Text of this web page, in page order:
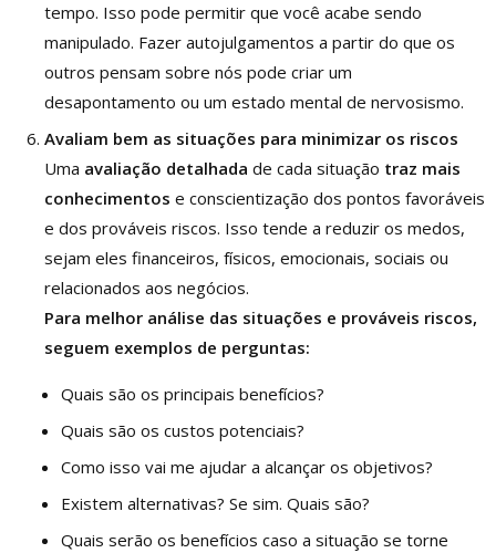
tempo. Isso pode permitir que você acabe sendo
manipulado. Fazer autojulgamentos a partir do que os
outros pensam sobre nós pode criar um
desapontamento ou um estado mental de nervosismo.
Avaliam bem as situações para minimizar os riscos
Uma avaliação detalhada de cada situação traz mais
conhecimentos e conscientização dos pontos favoráveis
e dos prováveis riscos. Isso tende a reduzir os medos,
sejam eles financeiros, físicos, emocionais, sociais ou
relacionados aos negócios.
Para melhor análise das situações e prováveis riscos,
seguem exemplos de perguntas:
Quais são os principais benefícios?
Quais são os custos potenciais?
Como isso vai me ajudar a alcançar os objetivos?
Existem alternativas? Se sim. Quais são?
Quais serão os benefícios caso a situação se torne